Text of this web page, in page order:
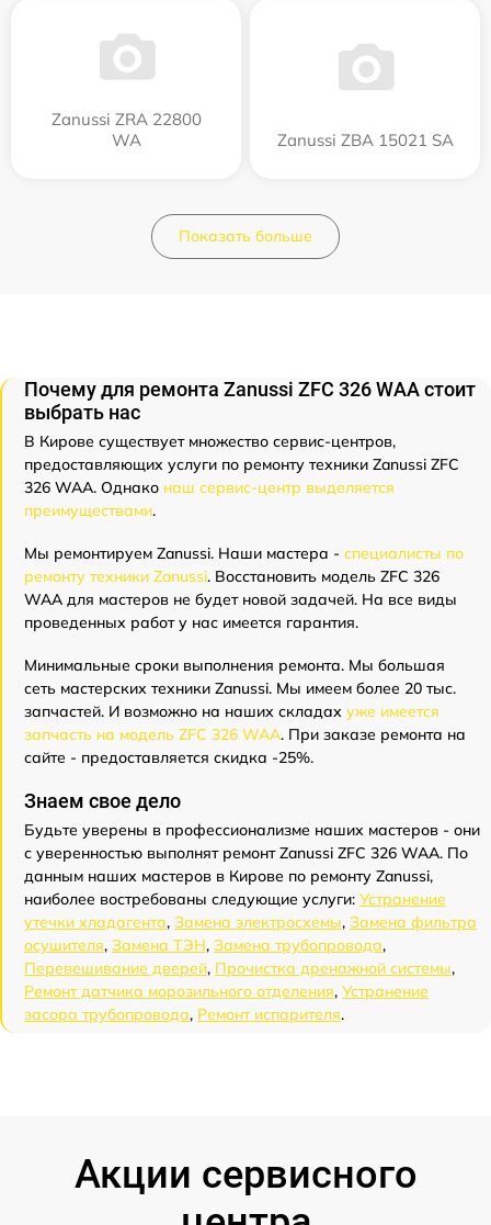
Zanussi ZRA 22800
WA
Zanussi ZBA 15021 SA
Показать больше
Почему для ремонта Zanussi ZFC 326 WAA стоит
выбрать нас
В Кирове существует множество сервис-центров,
предоставляющих услуги по ремонту техники Zanussi ZFC
326 WAA. Однако наш сервис-центр выделяется
преимуществами.
Мы ремонтируем Zanussi. Наши мастера - специалисты по
ремонту техники Zanussi. Восстановить модель ZFC 326
WAA для мастеров не будет новой задачей. На все виды
проведенных работ у нас имеется гарантия.
Минимальные сроки выполнения ремонта. Мы большая
сеть мастерских техники Zanussi. Мы имеем более 20 тыс.
запчастей. И возможно на наших складах уже имеется
запчасть на модель ZFC 326 WAA. При заказе ремонта на
сайте - предоставляется скидка -25%.
Знаем свое дело
Будьте уверены в профессионализме наших мастеров - они
с уверенностью выполнят ремонт Zanussi ZFC 326 WAA. По
данным наших мастеров в Кирове по ремонту Zanussi,
наиболее востребованы следующие услуги: Устранение
утечки хладагента, Замена электросхемы, Замена фильтра
осушителя, Замена ТЭН, Замена трубопровода,
Перевешивание дверей, Прочистка дренажной системы,
Ремонт датчика морозильного отделения, Устранение
засора трубопровода, Ремонт испарителя.
Акции сервисного